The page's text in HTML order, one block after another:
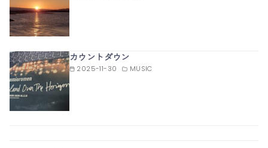
2025-11-30 MUSIC
カウントダウン